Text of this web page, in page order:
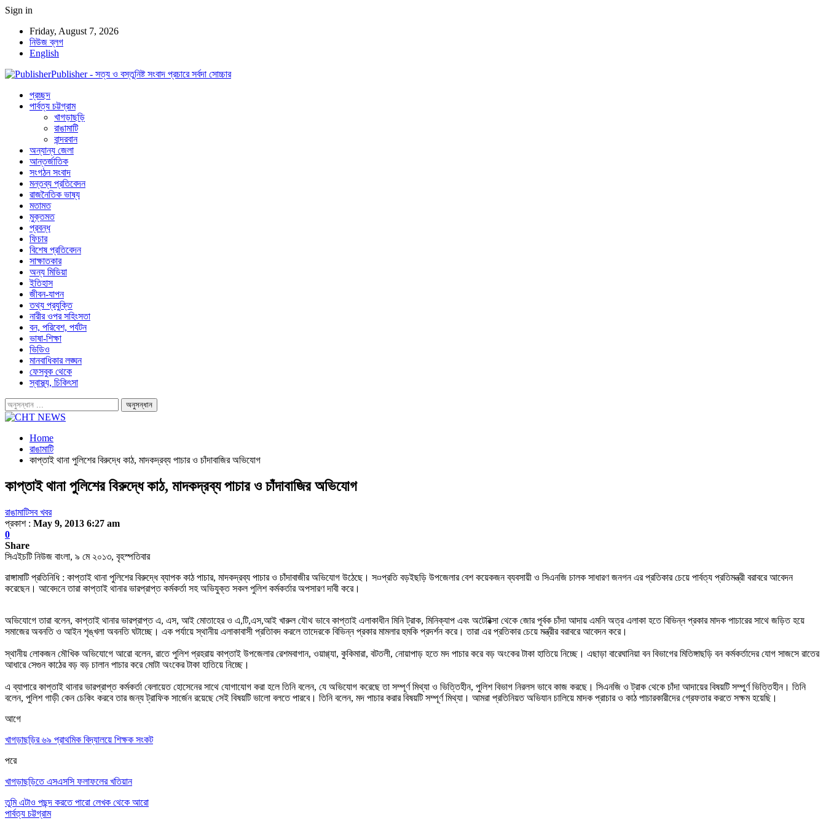
Sign in
Friday, August 7, 2026
নিউজ ব্লগ
English
Publisher - সত্য ও বস্তুনিষ্ট সংবাদ প্রচারে সর্বদা সোচ্চার
প্রচ্ছদ
পার্বত্য চট্টগ্রাম
খাগড়াছড়ি
রাঙামাটি
বান্দরবান
অন্যান্য জেলা
আন্তর্জাতিক
সংগঠন সংবাদ
মন্তব্য প্রতিবেদন
রাজনৈতিক ভাষ্য
মতামত
মুক্তমত
প্রবন্ধ
ফিচার
বিশেষ প্রতিবেদন
সাক্ষাতকার
অন্য মিডিয়া
ইতিহাস
জীবন-যাপন
তথ্য প্রযুক্তি
নারীর ওপর সহিংসতা
বন, পরিবেশ, পর্যটন
ভাষা-শিক্ষা
ভিডিও
মানবাধিকার লঙ্ঘন
ফেসবুক থেকে
স্বাস্থ্য, চিকিৎসা
Home
রাঙামাটি
কাপ্তাই থানা পুলিশের বিরুদ্ধে কাঠ, মাদকদ্রব্য পাচার ও চাঁদাবাজির অভিযোগ
কাপ্তাই থানা পুলিশের বিরুদ্ধে কাঠ, মাদকদ্রব্য পাচার ও চাঁদাবাজির অভিযোগ
রাঙামাটিসব খবর
প্রকাশ : May 9, 2013 6:27 am
0
Share
সিএইচটি নিউজ বাংলা, ৯ মে ২০১৩, বৃহস্পতিবার
রাঙ্গামাটি প্রতিনিধি : কাপ্তাই থানা পুলিশের বিরুদ্ধে ব্যাপক কাঠ পাচার, মাদকদ্রব্য পাচার ও চাঁদাবাজীর অভিযোগ উঠেছে। স¤প্রতি বড়ইছড়ি উপজেলার বেশ কয়েকজন ব্যবসায়ী ও সিএনজি চালক সাধারণ জনগন এর প্রতিকার চেয়ে পার্বত্য প্রতিমন্ত্রী বরাবরে আবেদন
করেছেন। আবেদনে তারা কাপ্তাই থানার ভারপ্রাপ্ত কর্মকর্তা সহ অভিযুক্ত সকল পুলিশ কর্মকর্তার অপসারণ দাবী করে।
অভিযোগে তারা বলেন, কাপ্তাই থানার ভারপ্রাপ্ত এ, এস, আই মোতাহের ও এ,টি,এস,আই খারুল যৌথ ভাবে কাপ্তাই এলাকাধীন মিনি ট্রাক, মিনিক্যাপ এবং অটেরিক্সা থেকে জোর পূর্বক চাঁদা আদায় এমনি অত্র এলাকা হতে বিভিন্ন প্রকার মাদক পাচারের সাথে জড়িত হয়ে
সমাজের অবনতি ও আইন শৃঙ্খলা অবনতি ঘটাচ্ছে। এক পর্যায়ে স্থানীয় এলাকাবাসী প্রতিাবদ করলে তাদেরকে বিভিন্ন প্রকার মামলার হুমকি প্রদর্শন করে। তারা এর প্রতিকার চেয়ে মন্ত্রীর বরাবরে আবেদন করে।
স্থানীয় লোকজন মৌখিক অভিযোগে আরো বলেন, রাতে পুলিশ প্রহরায় কাপ্তাই উপজেলার রেশমবাগান, ওয়াগ্গ্যা, কুকিমারা, বটতলী, নোয়াপাড় হতে মদ পাচার করে বড় অংকের টাকা হাতিয়ে নিচ্ছে। এছাড়া বারেঘানিয়া বন বিভাগের মিতিঙ্গাছড়ি বন কর্মকর্তাদের যোগ সাজসে রাতের
আধারে সেগুন কাঠের বড় বড় চালান পাচার করে মোটা অংকের টাকা হাতিয়ে নিচ্ছে।
এ ব্যাপারে কাপ্তাই থানার ভারপ্রাপ্ত কর্মকর্তা বেলায়েত হোসেনের সাথে যোগাযোগ করা হলে তিনি বলেন, যে অভিযোগ করেছে তা সম্পূর্ণ মিথ্যা ও ভিত্তিহীন, পুলিশ বিভাগ নিরলস ভাবে কাজ করছে। সিএনজি ও ট্রাক থেকে চাঁদা আদায়ের বিষয়টি সম্পুর্ণ ভিত্তিহীন। তিনি
বলেন, পুলিশ গাড়ী কেন চেকিং করবে তার জন্য ট্রাফিক সার্জেন রয়েছে সেই বিষয়টি ভালো বলতে পারবে। তিনি বলেন, মদ পাচার করার বিষয়টি সম্পূর্ণ মিথ্যা। আমরা প্রতিনিয়ত অভিযান চালিয়ে মাদক প্রাচার ও কাঠ পাচারকারীদের গ্রেফতার করতে সক্ষম হয়েছি।
আগে
খাগড়াছড়ির ৬৯ প্রাথমিক বিদ্যালয়ে শিক্ষক সংকট
পরে
খাগড়াছড়িতে এসএসসি ফলাফলের খতিয়ান
তুমি এটাও পছন্দ করতে পারো লেখক থেকে আরো
পার্বত্য চট্টগ্রাম